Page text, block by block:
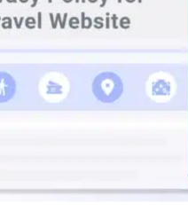
di Responsabilità
accessibilità
Non